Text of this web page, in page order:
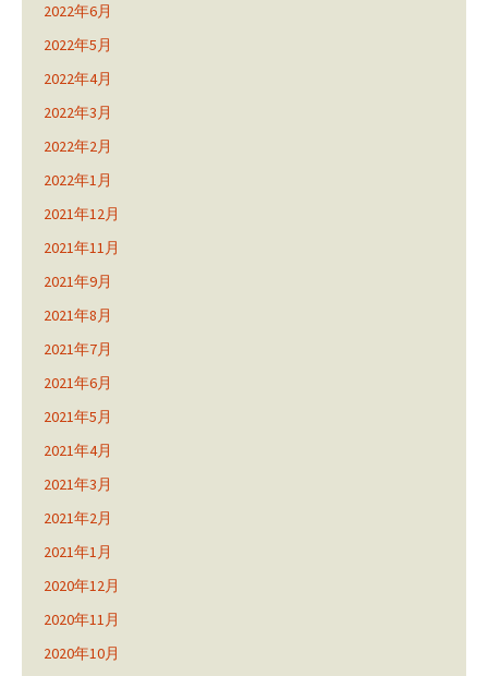
2022年6月
2022年5月
2022年4月
2022年3月
2022年2月
2022年1月
2021年12月
2021年11月
2021年9月
2021年8月
2021年7月
2021年6月
2021年5月
2021年4月
2021年3月
2021年2月
2021年1月
2020年12月
2020年11月
2020年10月